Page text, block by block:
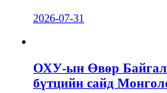
2026-07-31
ОХУ-ын Өвөр
бүтцийн сайд